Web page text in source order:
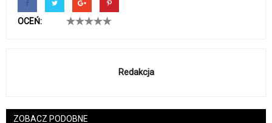
OCEŃ:
Redakcja
ZOBACZ PODOBNE